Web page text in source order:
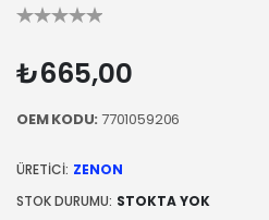
₺665,00
OEM KODU:7701059206
ÜRETICI: ZENON
STOK DURUMU: STOKTA YOK